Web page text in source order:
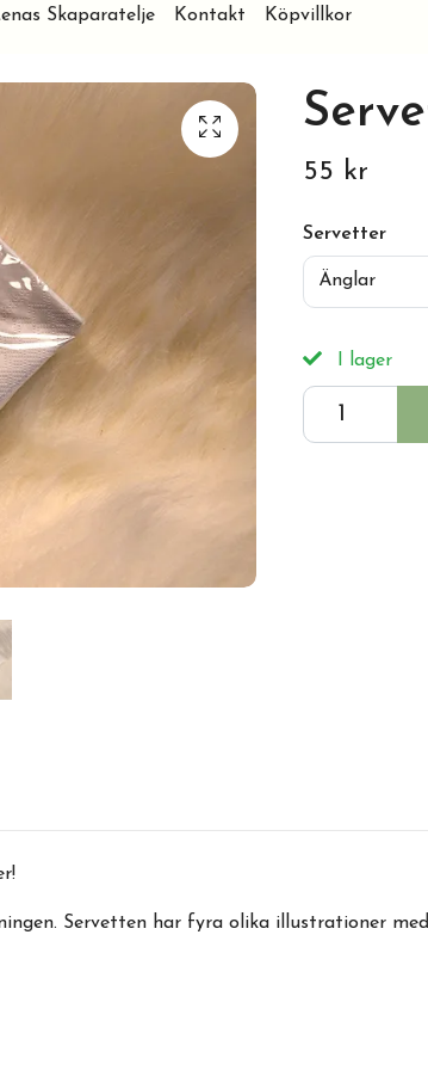
Skaparatelje Kontakt Köpvillkor
55 kr
Servetter
Änglar
I lager
Servetten har fyra olika illustrationer